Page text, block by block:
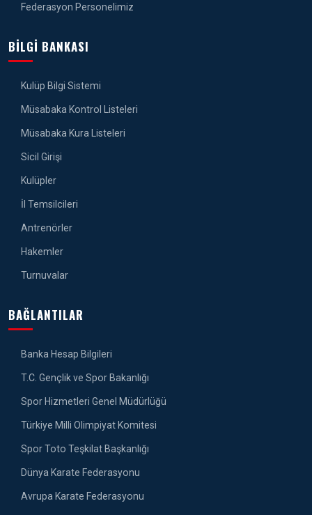
Federasyon Personelimiz
BILGI BANKASI
Kulüp Bilgi Sistemi
Müsabaka Kontrol Listeleri
Müsabaka Kura Listeleri
Sicil Girişi
Kulüpler
İl Temsilcileri
Antrenörler
Hakemler
Turnuvalar
BAĞLANTILAR
Banka Hesap Bilgileri
T.C. Gençlik ve Spor Bakanlığı
Spor Hizmetleri Genel Müdürlüğü
Türkiye Milli Olimpiyat Komitesi
Spor Toto Teşkilat Başkanlığı
Dünya Karate Federasyonu
Avrupa Karate Federasyonu